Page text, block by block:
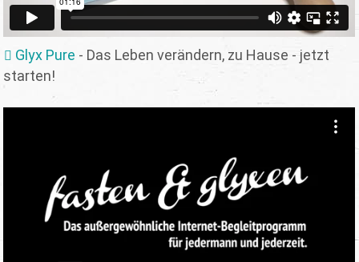
Glyx Pure - Das Leben verändern, zu Hause - jetzt
starten!